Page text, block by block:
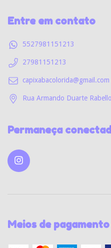
Entre em contato
5527981151213
27981151213
capixabacolorida@gmail.com
Rua Armando Duarte
Permaneça
Meios de pagamento